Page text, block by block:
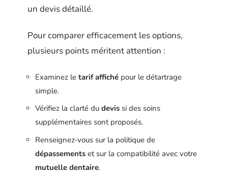
un devis détaillé.
Pour comparer efficacement les options,
plusieurs points méritent attention :
Examinez le tarif affiché pour le détartrage
simple.
Vérifiez la clarté du devis si des soins
supplémentaires sont proposés.
Renseignez-vous sur la politique de
dépassements et sur la compatibilité avec votre
mutuelle dentaire.